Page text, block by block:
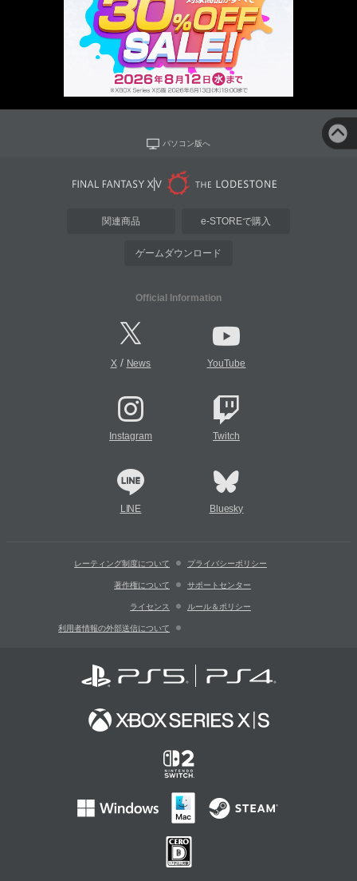
パソコン版へ
関連商品 e-STOREで購入
ゲームダウンロード
Official Information
X/ News YouTube
Instagram Twitch
LINE Bluesky
レーティング制度について プライバシーポリシー
著作権について サポートセンター
ライセンス ルール＆ポリシー
利用者情報の外部送信について